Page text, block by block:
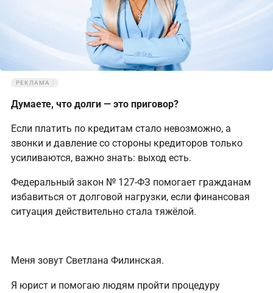
РЕКЛАМА
Думаете, что долги — это приговор?
Если платить по кредитам стало невозможно, а
звонки и давление со стороны кредиторов только
усиливаются, важно знать: выход есть.
Федеральный закон № 127-ФЗ помогает гражданам
избавиться от долговой нагрузки, если финансовая
ситуация действительно стала тяжёлой.
Меня зовут Светлана Филинская.
Я юрист и помогаю людям пройти процедуру